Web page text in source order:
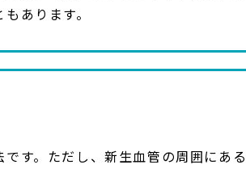
あります。
す。ただし、新生血管の周囲にあ